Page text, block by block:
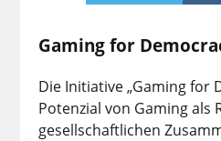
Gaming for
Die Initiative „Gaming for
Potenzial von Gaming als
gesellschaftlichen